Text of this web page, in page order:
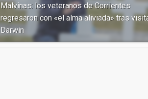
Malvinas: los veteranos de Corrientes
regresaron con «el alma aliviada» tras
Darwin